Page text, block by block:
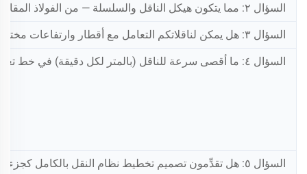
السؤال ٢: مما يتكون هيكل الناقل والسلسلة — من الفولاذ المقاوم للصدأ عيار SUS304؟
السؤال ٣: هل يمكن لناقلاتكم التعامل مع أقطار وارتفاعات مختلفة للزجاجات دون الحاجة إلى ضبط يدوي؟
السؤال ٤: ما أقصى سرعة للناقل (بالمتر لكل دقيقة) في خط تعبئة عالي السرعة بطاقة ٢٠٬٠٠٠ زجاجة في الساعة (BPH)؟
السؤال ٥: هل تقدِّمون تصميم تخطيط نظام النقل بالكامل كجزء من المشروع الجاهز (Turnkey)؟